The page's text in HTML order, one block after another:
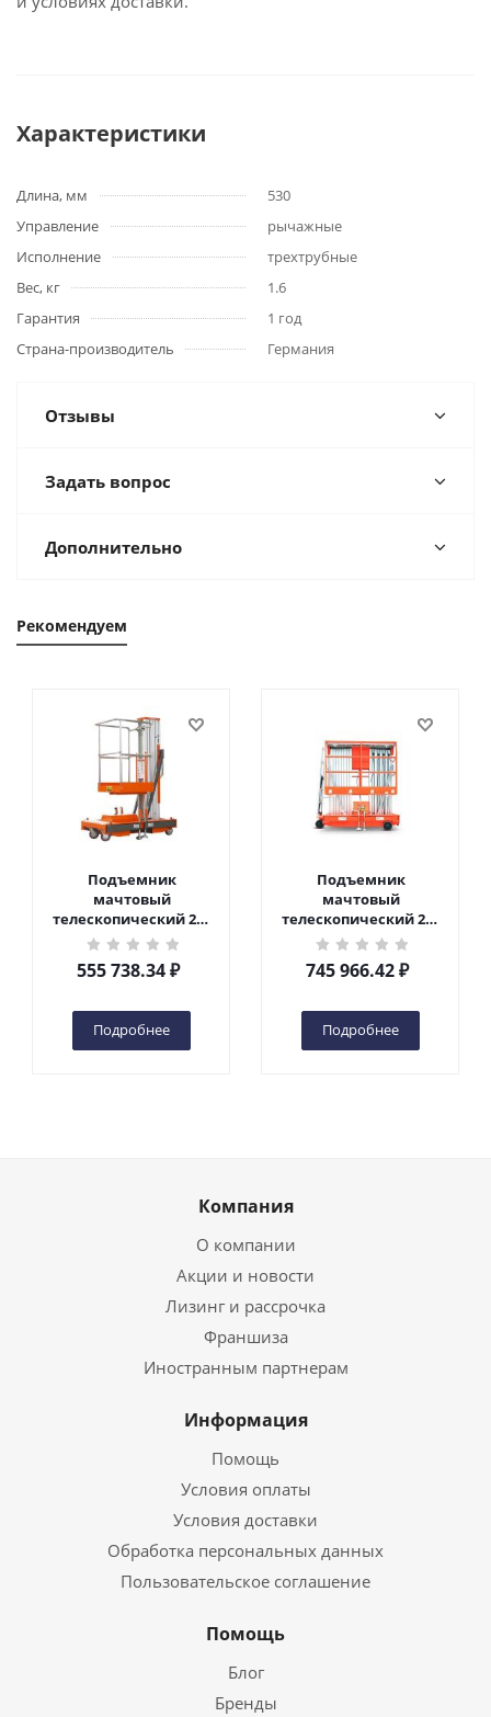
Характеристики
Длина, мм
530
Управление
рычажные
Исполнение
трехтрубные
Вес, кг
1.6
Гарантия
1 год
Страна-производитель
Германия
Отзывы
Задать вопрос
Дополнительно
Рекомендуем
Подъемник
мачтовый
телескопический 200
кг 6 м TOR GTWY6-200S
DC 2-мачтовый
(автономный) (G) в
555 738.34₽
Подробнее
Подъемник
мачтовый
телескопический 200
кг 10 м TOR GTWY10-
200S DC 2-мачтовый
(автономный) (N) в
745 966.42₽
Подробнее
Компания
О компании
Акции и новости
Лизинг и рассрочка
Франшиза
Иностранным партнерам
Информация
Помощь
Условия оплаты
Условия доставки
Обработка персональных данных
Пользовательское соглашение
Помощь
Блог
Бренды